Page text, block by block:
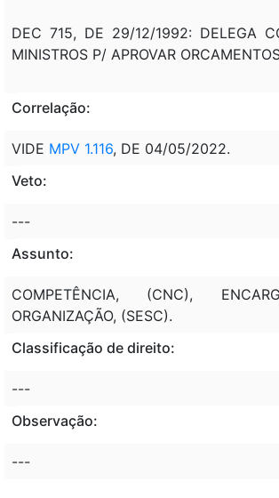
DEC 715, DE 29/12/1992: DELEGA
MINISTROS P/ APROVAR
Correlação:
VIDE MPV 1.116, DE 04/05/2022.
Veto:
---
Assunto:
COMPETÊNCIA, (CNC),
ORGANIZAÇÃO, (SESC).
Classificação de direito:
---
Observação:
---